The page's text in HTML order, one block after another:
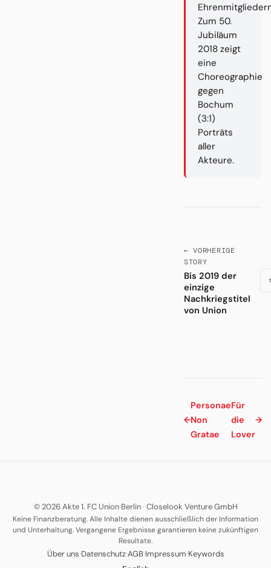
Zum 50.
Jubiläum
2018 zeigt
eine
Choreographie
gegen
Bochum
(3:1)
Porträts
aller
Akteure.
← VORHERIGE
STORY
Bis 2019 der
einzige
Nachkriegstitel
von Union
←
Personae
Non
Gratae
Für
die
Lover
→
© 2026 Akte 1. FC Union Berlin· Closelook Venture GmbH
Keine Finanzberatung. Alle Inhalte dienen ausschließlich der Information
und Unterhaltung. Vergangene Ergebnisse garantieren keine zukünftigen
Resultate.
Über uns·Datenschutz·AGB·Impressum·Keywords